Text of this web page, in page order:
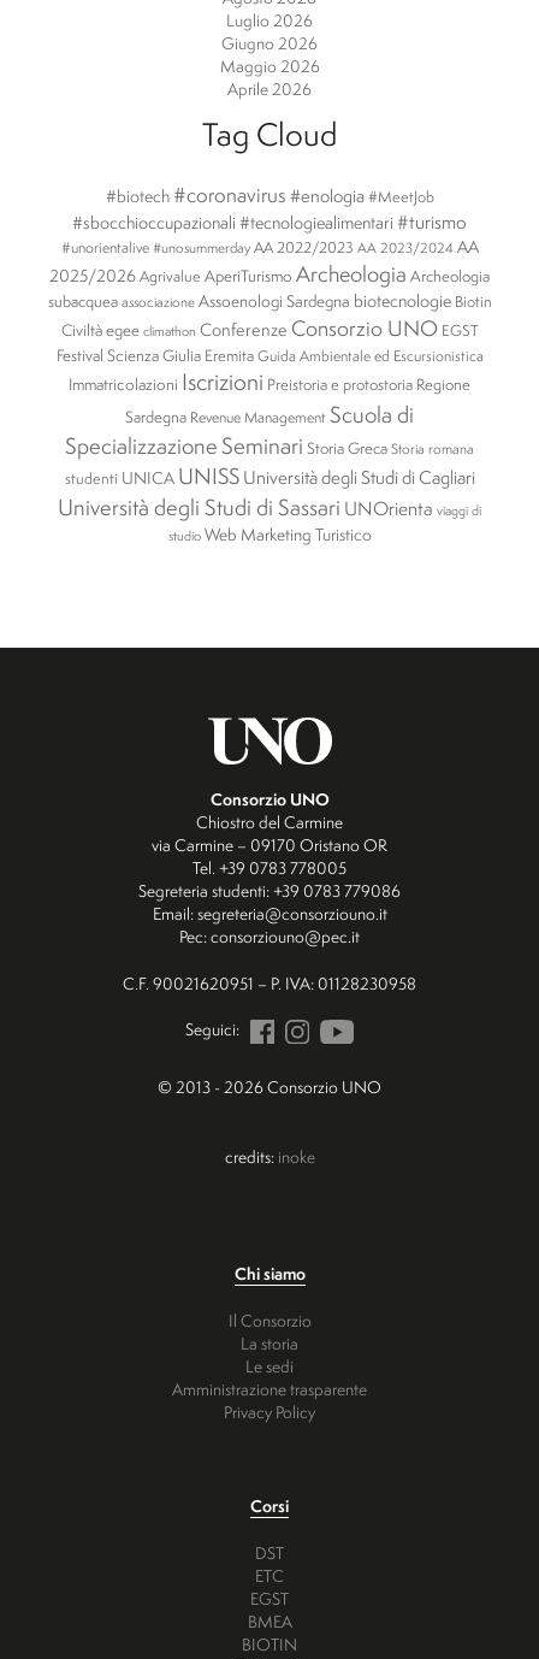
Luglio 2026
Giugno 2026
Maggio 2026
Aprile 2026
Tag Cloud
#biotech #coronavirus #enologia #MeetJob
#sbocchioccupazionali #tecnologiealimentari #turismo
#unorientalive #unosummerday AA 2022/2023 AA 2023/2024 AA
2025/2026Agrivalue AperiTurismo Archeologia Archeologia
subacquea associazione Assoenologi Sardegna biotecnologie Biotin
Civiltà egee climathon Conferenze Consorzio UNO EGST
Festival ScienzaGiulia Eremita Guida Ambientale ed Escursionistica
Immatricolazioni Iscrizioni Preistoria e protostoria Regione
Sardegna Revenue ManagementScuola di
SpecializzazioneSeminari Storia GrecaStoria romana
studenti UNICA UNISS Università degli Studi di Cagliari
Università degli Studi di Sassari UNOrienta viaggi di
studio Web Marketing Turistico
Consorzio UNO
Chiostro del Carmine
via Carmine – 09170 Oristano OR
Tel. +39 0783 778005
Segreteria studenti: +39 0783 779086
Email: segreteria@consorziouno.it
Pec: consorziouno@pec.it
C.F. 90021620951 – P. IVA: 01128230958
Seguici:
© 2013 - 2026 Consorzio UNO
credits: inoke
Chi siamo
Il Consorzio
La storia
Le sedi
Amministrazione trasparente
Privacy Policy
Corsi
DST
ETC
EGST
BMEA
BIOTIN